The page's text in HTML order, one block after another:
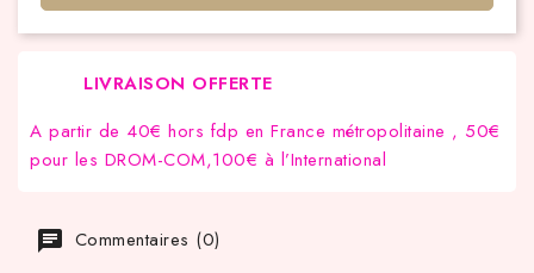
LIVRAISON OFFERTE
A partir de 40€ hors fdp en France métropolitaine , 50€
pour les DROM-COM,100€ à l’International
Commentaires (0)